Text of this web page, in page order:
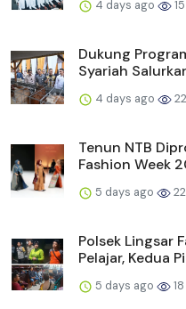
4 days ago 15
Dukung
Syariah
4 days ago 22
Tenun NTB
Fashion Week
5 days ago 22
Polsek Lingsar
Pelajar, Kedua
5 days ago 18